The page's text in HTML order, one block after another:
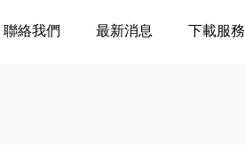
聯絡我們 最新消息 下載服務